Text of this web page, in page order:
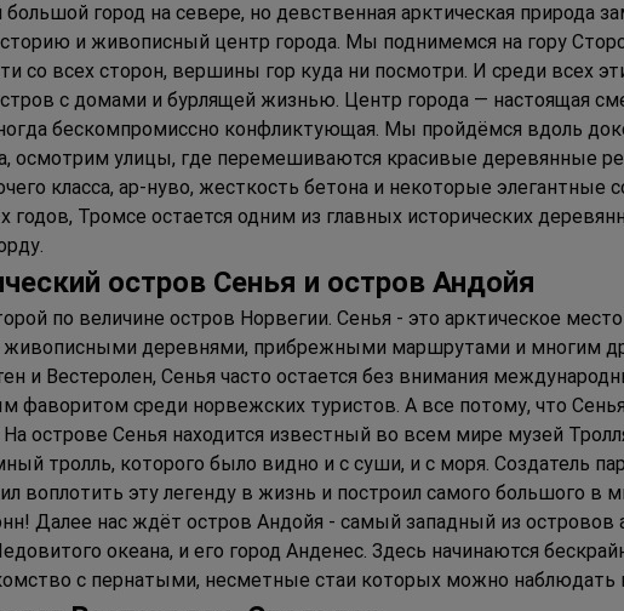
город на севере, но девственная арктическая природа
и живописный центр города. Мы поднимемся на гору
со всех сторон, вершины гор куда ни посмотри. И среди всех
с домами и бурлящей жизнью. Центр города — настоящая
бескомпромиссно конфликтующая. Мы пройдёмся вдоль
осмотрим улицы, где перемешиваются красивые деревянные
класса, ар-нуво, жесткость бетона и некоторые
годов, Тромсе остается одним из главных исторических
остров Сенья и остров Андойя
по величине остров Норвегии. Сенья - это арктическое
живописными деревнями, прибрежными маршрутами и многим
и Вестеролен, Сенья часто остается без внимания
фаворитом среди норвежских туристов. А все потому, что
острове Сенья находится известный во всем мире музей
тролль, которого было видно и с суши, и с моря. Создатель
воплотить эту легенду в жизнь и построил самого большого в
Далее нас ждёт остров Андойя - самый западный из
океана, и его город Анденес. Здесь начинаются
с пернатыми, несметные стаи которых можно наблюдать